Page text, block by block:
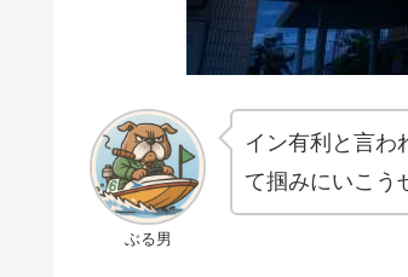
ぶる男
イン有利と言わ
て掴みにいこう